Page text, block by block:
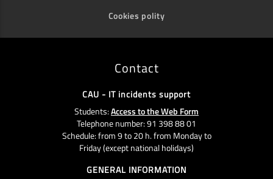
Cookies polity
Contact
CAU - IT incidents support
Students:Access to the Web Form
Telephone number: 91 398 88 01
Schedule: from 9 to 20 h. from Monday to
Friday (except national holidays)
GENERAL INFORMATION